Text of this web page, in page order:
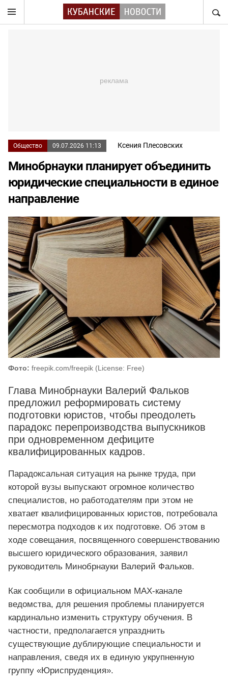
Общество 09.07.2026 11:13 Ксения Плесовских
Минобрнауки планирует объединить
юридические специальности в единое
направление
Фото: freepik.com/freepik (License: Free)
Глава Минобрнауки Валерий Фальков
предложил реформировать систему
подготовки юристов, чтобы преодолеть
парадокс перепроизводства выпускников
при одновременном дефиците
квалифицированных кадров.
Парадоксальная ситуация на рынке труда, при
которой вузы выпускают огромное количество
специалистов, но работодателям при этом не
хватает квалифицированных юристов, потребовала
пересмотра подходов к их подготовке. Об этом в
ходе совещания, посвященного совершенствованию
высшего юридического образования, заявил
руководитель Минобрнауки Валерий Фальков.
Как сообщили в официальном MAX-канале
ведомства, для решения проблемы планируется
кардинально изменить структуру обучения. В
частности, предполагается упразднить
существующие дублирующие специальности и
направления, сведя их в единую укрупненную
группу «Юриспруденция».